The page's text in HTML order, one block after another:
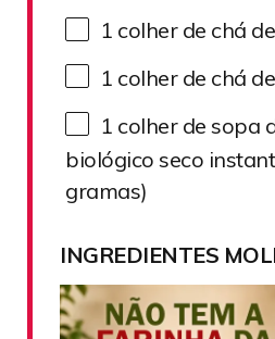
1 colher de chá
1 colher de chá
1 colher de sopa
biológico seco
gramas)
INGREDIENTES